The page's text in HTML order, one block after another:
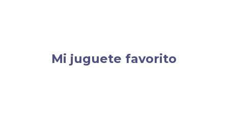
Mi juguete favorito